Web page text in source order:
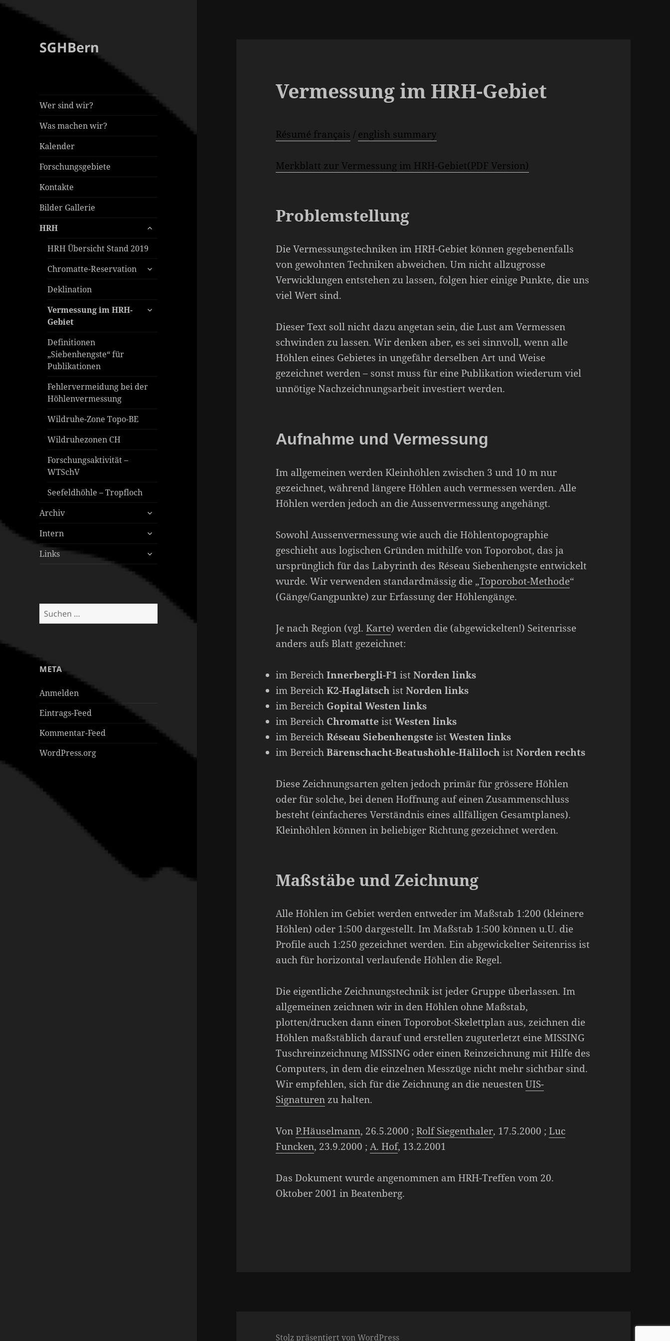
SGHBern
Wer sind wir?
Was machen wir?
Kalender
Forschungsgebiete
Kontakte
Bilder Gallerie
HRH
untermenü
HRH Übersicht Stand 2019
Chromatte-Reservation
untermenü
Deklination
Vermessung im HRH-
Gebiet
untermenü
Definitionen
„Siebenhengste“ für
Publikationen
Fehlervermeidung bei der
Höhlenvermessung
Wildruhe-Zone Topo-BE
Wildruhezonen CH
Forschungsaktivität –
WTSchV
Seefeldhöhle – Tropfloch
Archiv
untermenü
Intern
untermenü
Links
untermenü
Suchen
nach:
META
Anmelden
Eintrags-Feed
Kommentar-Feed
WordPress.org
Vermessung im HRH-Gebiet
Résumé français / english summary
Merkblatt zur Vermessung im HRH-Gebiet(PDF Version)
Problemstellung
Die Vermessungstechniken im HRH-Gebiet können gegebenenfalls
von gewohnten Techniken abweichen. Um nicht allzugrosse
Verwicklungen entstehen zu lassen, folgen hier einige Punkte, die uns
viel Wert sind.
Dieser Text soll nicht dazu angetan sein, die Lust am Vermessen
schwinden zu lassen. Wir denken aber, es sei sinnvoll, wenn alle
Höhlen eines Gebietes in ungefähr derselben Art und Weise
gezeichnet werden – sonst muss für eine Publikation wiederum viel
unnötige Nachzeichnungsarbeit investiert werden.
Aufnahme und Vermessung
Im allgemeinen werden Kleinhöhlen zwischen 3 und 10 m nur
gezeichnet, während längere Höhlen auch vermessen werden. Alle
Höhlen werden jedoch an die Aussenvermessung angehängt.
Sowohl Aussenvermessung wie auch die Höhlentopographie
geschieht aus logischen Gründen mithilfe von Toporobot, das ja
ursprünglich für das Labyrinth des Réseau Siebenhengste entwickelt
wurde. Wir verwenden standardmässig die „Toporobot-Methode“
(Gänge/Gangpunkte) zur Erfassung der Höhlengänge.
Je nach Region (vgl.Karte) werden die (abgewickelten!) Seitenrisse
anders aufs Blatt gezeichnet:
im BereichInnerbergli-F1 istNorden links
im BereichK2-HaglätschistNorden links
im Bereich Gopital Westen links
im Bereich Chromatte istWesten links
im BereichRéseau Siebenhengste istWesten links
im BereichBärenschacht-Beatushöhle-HälilochistNorden rechts
Diese Zeichnungsarten gelten jedoch primär für grössere Höhlen
oder für solche, bei denen Hoffnung auf einen Zusammenschluss
besteht (einfacheres Verständnis eines allfälligen Gesamtplanes).
Kleinhöhlen können in beliebiger Richtung gezeichnet werden.
Maßstäbe und Zeichnung
Alle Höhlen im Gebiet werden entweder im Maßstab 1:200 (kleinere
Höhlen) oder 1:500 dargestellt. Im Maßstab 1:500 können u.U. die
Profile auch 1:250 gezeichnet werden. Ein abgewickelter Seitenriss ist
auch für horizontal verlaufende Höhlen die Regel.
Die eigentliche Zeichnungstechnik ist jeder Gruppe überlassen. Im
allgemeinen zeichnen wir in den Höhlen ohne Maßstab,
plotten/drucken dann einen Toporobot-Skelettplan aus, zeichnen die
Höhlen maßstäblich darauf und erstellen zuguterletzt eine MISSING
Tuschreinzeichnung MISSING oder einen Reinzeichnung mit Hilfe des
Computers, in dem die einzelnen Messzüge nicht mehr sichtbar sind.
Wir empfehlen, sich für die Zeichnung an die neuestenUIS-
Signaturenzu halten.
VonP.Häuselmann, 26.5.2000 ;Rolf Siegenthaler, 17.5.2000 ;Luc
Funcken, 23.9.2000 ;A. Hof, 13.2.2001
Das Dokument wurde angenommen am HRH-Treffen vom 20.
Oktober 2001 in Beatenberg.
Stolz präsentiert von WordPress